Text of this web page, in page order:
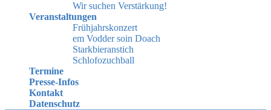
Wir suchen Verstärkung!
Veranstaltungen
Frühjahrskonzert
em Vodder soin Doach
Starkbieranstich
Schlofozuchball
Termine
Presse-Infos
Kontakt
Datenschutz